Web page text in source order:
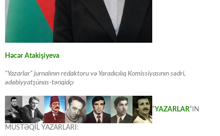
Həcər Atakişiyeva
“Yazarlar” jurnalının redaktoru və Yaradıcılıq Komissiyasının sədri,
ədəbiyyatşünas-tənqidçı
“YAZARLAR“IN
MÜSTƏQİL YAZARLARI: